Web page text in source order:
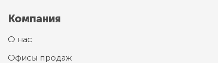
Компания
О нас
Офисы продаж